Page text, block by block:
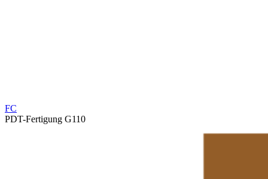
FC
PDT-Fertigung G110